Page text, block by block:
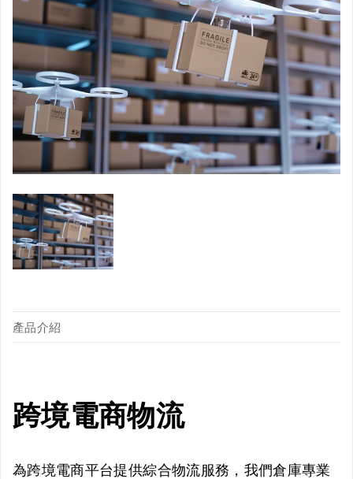
產品介紹
跨境電商物流
為跨境電商平台提供綜合物流服務，我們倉庫專業